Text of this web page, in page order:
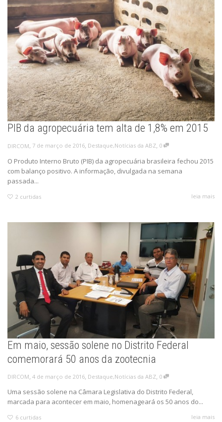
PIB da agropecuária tem alta de 1,8% em 2015
DIRCOM, 7 de março de 2016, Destaque,Notícias da ABZ, 0
O Produto Interno Bruto (PIB) da agropecuária brasileira fechou 2015
com balanço positivo. A informação, divulgada na semana
passada...
2 curtidas leia mais
Em maio, sessão solene no Distrito Federal
comemorará 50 anos da zootecnia
DIRCOM, 4 de março de 2016, Destaque,Notícias da ABZ, 0
Uma sessão solene na Câmara Legislativa do Distrito Federal,
marcada para acontecer em maio, homenageará os 50 anos do...
6 curtidas leia mais